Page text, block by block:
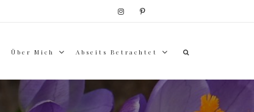
Über Mich Abseits Betrachtet